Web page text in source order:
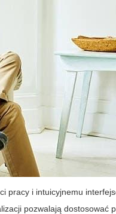
pracy i intuicyjnemu
pozwalają dostosować